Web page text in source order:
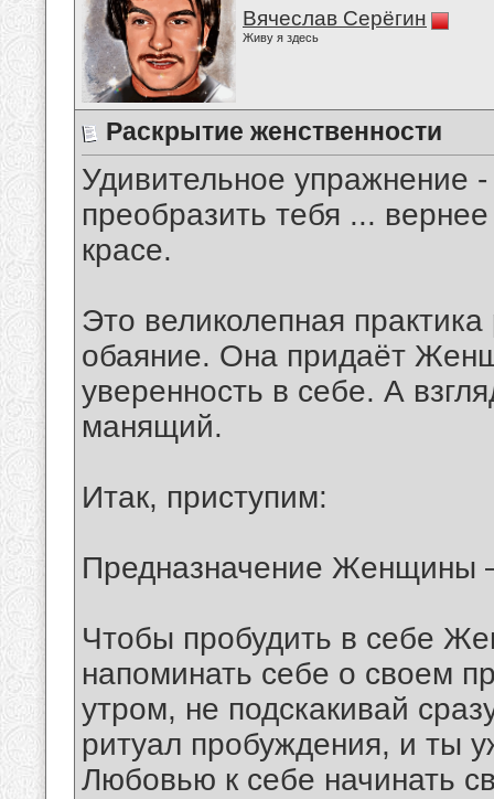
Вячеслав Серёгин
Живу я здесь
Раскрытие женственности
Удивительное упражнение
преобразить тебя ...
красе.
Это великолепная
обаяние. Она придаёт
уверенность в себе. А
манящий.
Итак, приступим:
Предназначение Женщины
Чтобы пробудить в себе
напоминать себе о своем
утром, не подскакивай
ритуал пробуждения, и ты
Любовью к себе начинать